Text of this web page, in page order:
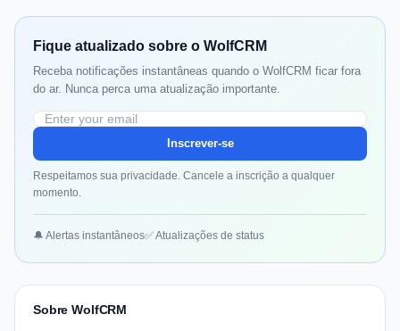
Fique atualizado sobre o WolfCRM
Receba notificações instantâneas quando o WolfCRM ficar fora
do ar. Nunca perca uma atualização importante.
Inscrever-se
Respeitamos sua privacidade. Cancele a inscrição a qualquer
momento.
🔔 Alertas instantâneos✅ Atualizações de status
Sobre WolfCRM